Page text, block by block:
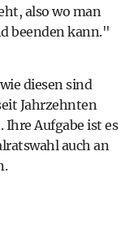
also wo man
beenden kann."
diesen sind
Jahrzehnten
Aufgabe ist es
auch an